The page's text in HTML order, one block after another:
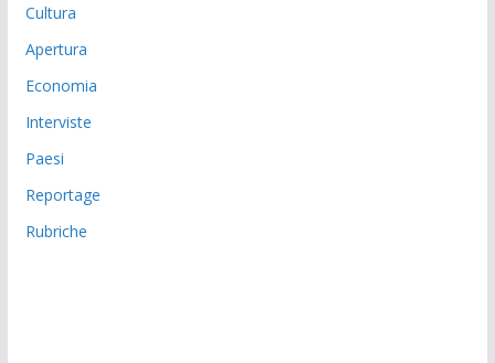
Cultura
Apertura
Economia
Interviste
Paesi
Reportage
Rubriche